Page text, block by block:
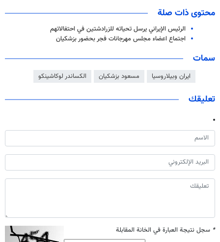
محتوى ذات صلة
الرئيس الإيراني يرسل تحياته للزرادشتين في احتفالاتهم
اجتماع اعضاء مجلس مهرجانات فجر بحضور بزشكيان
سمات
ايران وبيلاروسيا مسعود بزشكيان الكساندر لوكاشينكو
تعليقك
* سجل نتيجة العبارة في الخانة المقابلة